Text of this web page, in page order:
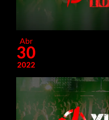
Abr
30
2022